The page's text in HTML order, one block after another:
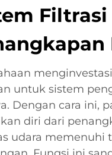
untuk sistem
Dengan cara ini,
diri dari
udara memenuhi